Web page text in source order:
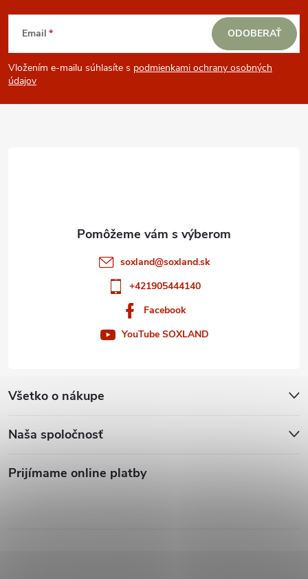
Z
á
p
Email
Vložením e-mailu súhlasíte s podmienkami ochrany osobných
údajov
ODOBERAŤ
soxland@soxland.sk
+421905444140
Facebook
YouTube SOXLAND
Všetko o nákupe
Naša spoločnosť
Prijímame online platby